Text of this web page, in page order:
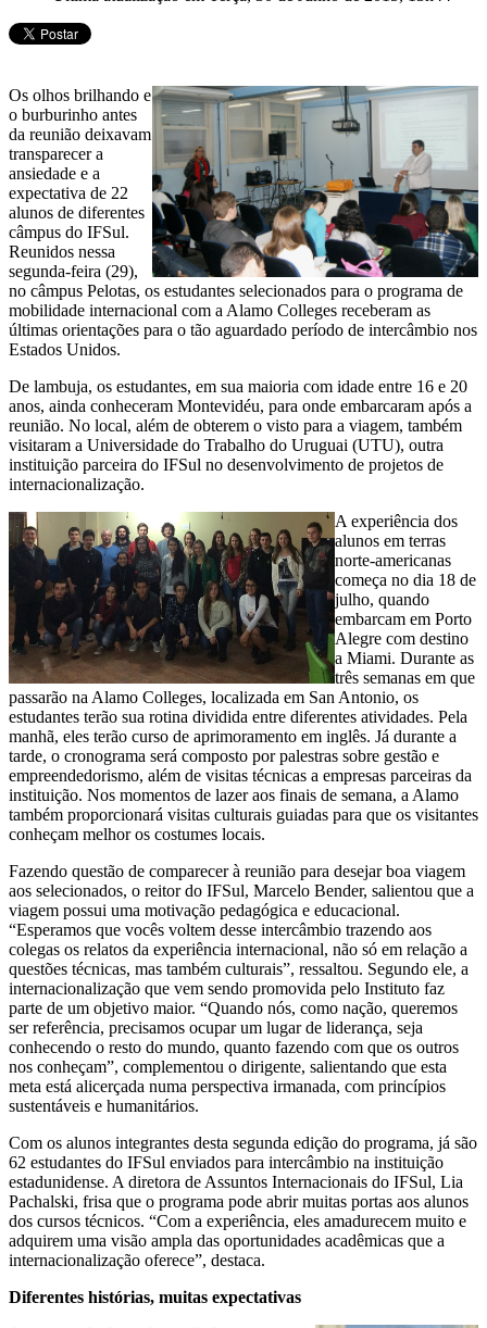
Os olhos brilhando e
o burburinho antes
da reunião deixavam
transparecer a
ansiedade e a
expectativa de 22
alunos de diferentes
câmpus do IFSul.
Reunidos nessa
segunda-feira (29),
no câmpus Pelotas, os estudantes selecionados para o programa de
mobilidade internacional com a Alamo Colleges receberam as
últimas orientações para o tão aguardado período de intercâmbio nos
Estados Unidos.
De lambuja, os estudantes, em sua maioria com idade entre 16 e 20
anos, ainda conheceram Montevidéu, para onde embarcaram após a
reunião. No local, além de obterem o visto para a viagem, também
visitaram a Universidade do Trabalho do Uruguai (UTU), outra
instituição parceira do IFSul no desenvolvimento de projetos de
internacionalização.
A experiência dos
alunos em terras
norte-americanas
começa no dia 18 de
julho, quando
embarcam em Porto
Alegre com destino
a Miami. Durante as
três semanas em que
passarão na Alamo Colleges, localizada em San Antonio, os
estudantes terão sua rotina dividida entre diferentes atividades. Pela
manhã, eles terão curso de aprimoramento em inglês. Já durante a
tarde, o cronograma será composto por palestras sobre gestão e
empreendedorismo, além de visitas técnicas a empresas parceiras da
instituição. Nos momentos de lazer aos finais de semana, a Alamo
também proporcionará visitas culturais guiadas para que os visitantes
conheçam melhor os costumes locais.
Fazendo questão de comparecer à reunião para desejar boa viagem
aos selecionados, o reitor do IFSul, Marcelo Bender, salientou que a
viagem possui uma motivação pedagógica e educacional.
“Esperamos que vocês voltem desse intercâmbio trazendo aos
colegas os relatos da experiência internacional, não só em relação a
questões técnicas, mas também culturais”, ressaltou. Segundo ele, a
internacionalização que vem sendo promovida pelo Instituto faz
parte de um objetivo maior. “Quando nós, como nação, queremos
ser referência, precisamos ocupar um lugar de liderança, seja
conhecendo o resto do mundo, quanto fazendo com que os outros
nos conheçam”, complementou o dirigente, salientando que esta
meta está alicerçada numa perspectiva irmanada, com princípios
sustentáveis e humanitários.
Com os alunos integrantes desta segunda edição do programa, já são
62 estudantes do IFSul enviados para intercâmbio na instituição
estadunidense. A diretora de Assuntos Internacionais do IFSul, Lia
Pachalski, frisa que o programa pode abrir muitas portas aos alunos
dos cursos técnicos. “Com a experiência, eles amadurecem muito e
adquirem uma visão ampla das oportunidades acadêmicas que a
internacionalização oferece”, destaca.
Diferentes histórias, muitas expectativas